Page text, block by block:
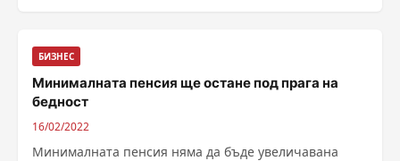
БИЗНЕС
Минималната пенсия ще остане под прага на
бедност
16/02/2022
Минималната пенсия няма да бъде увеличавана